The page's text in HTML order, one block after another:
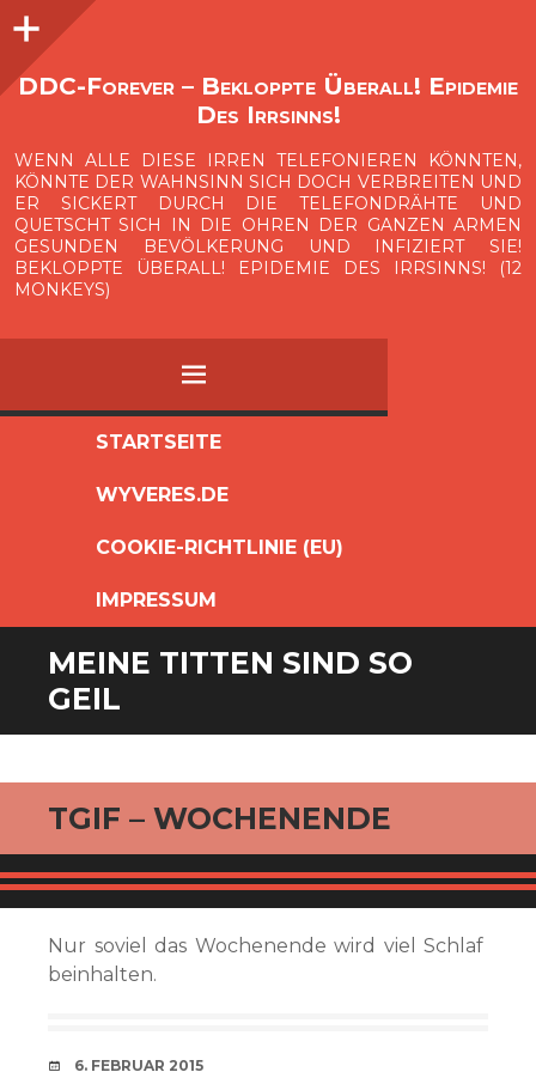
O
p
e
n
i
d
e
b
a
DDC-Forever – Bekloppte Überall! Epidemie
Des Irrsinns!
WENN ALLE DIESE IRREN TELEFONIEREN KÖNNTEN,
KÖNNTE DER WAHNSINN SICH DOCH VERBREITEN UND
ER SICKERT DURCH DIE TELEFONDRÄHTE UND
QUETSCHT SICH IN DIE OHREN DER GANZEN ARMEN
GESUNDEN BEVÖLKERUNG UND INFIZIERT SIE!
BEKLOPPTE ÜBERALL! EPIDEMIE DES IRRSINNS! (12
MONKEYS)
MENÜ
SPRINGEN
STARTSEITE
WYVERES.DE
COOKIE-RICHTLINIE (EU)
IMPRESSUM
Seitenleiste
MEINE TITTEN SIND SO
GEIL
TGIF – WOCHENENDE
Nur soviel das Wochenende wird viel Schlaf
beinhalten.
VERABREDUNG
6. FEBRUAR 2015